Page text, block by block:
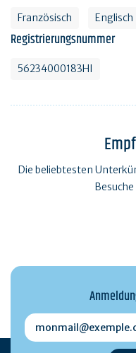
Französisch Englisch
Registrierungsnummer
56234000183HI
Die beliebtesten
monmail@exemple.com